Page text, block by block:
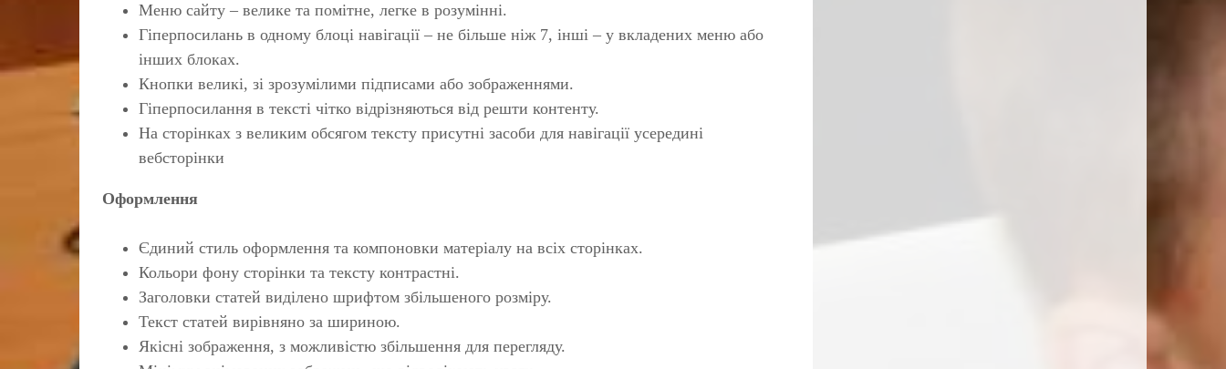
Меню сайту – велике та помітне, легке в розумінні.
Гіперпосилань в одному блоці навігації – не більше ніж 7, інші – у вкладених меню або
інших блоках.
Кнопки великі, зі зрозумілими підписами або зображеннями.
Гіперпосилання в тексті чітко відрізняються від решти контенту.
На сторінках з великим обсягом тексту присутні засоби для навігації усередині
вебсторінки
Оформлення
Єдиний стиль оформлення та компоновки матеріалу на всіх сторінках.
Кольори фону сторінки та тексту контрастні.
Заголовки статей виділено шрифтом збільшеного розміру.
Текст статей вирівняно за шириною.
Якісні зображення, з можливістю збільшення для перегляду.